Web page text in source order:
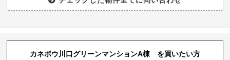
カネボウ川口グリーンマンションA棟 を買いたい方